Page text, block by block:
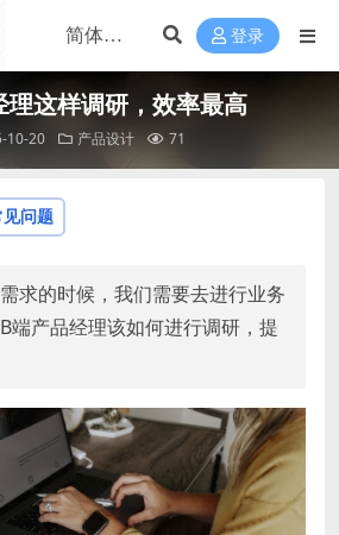
登录
理这样调研，效率最高
10-20 产品设计 71
问题
求的时候，我们需要去进行业务
端产品经理该如何进行调研，提